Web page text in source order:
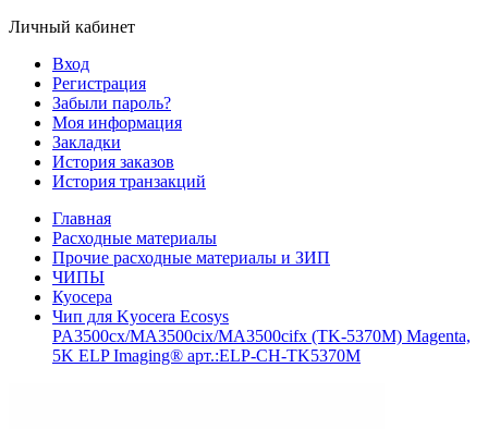
Личный кабинет
Вход
Регистрация
Забыли пароль?
Моя информация
Закладки
История заказов
История транзакций
Главная
Расходные материалы
Прочие расходные материалы и ЗИП
ЧИПЫ
Куосера
Чип для Kyocera Ecosys
PA3500cx/MA3500cix/MA3500cifx (TK-5370M) Magenta,
5K ELP Imaging® арт.:ELP-CH-TK5370M